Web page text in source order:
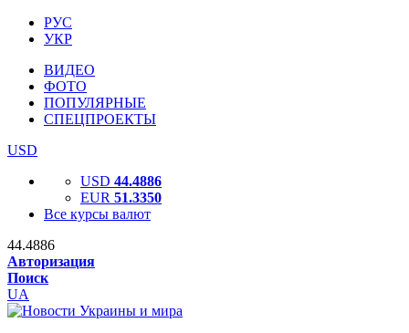
РУС
УКР
ВИДЕО
ФОТО
ПОПУЛЯРНЫЕ
СПЕЦПРОЕКТЫ
USD
USD 44.4886
EUR 51.3350
Все курсы валют
44.4886
Авторизация
Поиск
UA